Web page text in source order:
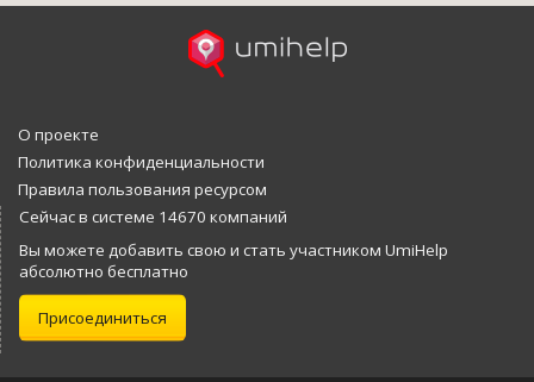
О проекте
Политика конфиденциальности
Правила пользования ресурсом
Сейчас в системе 14670 компаний
Вы можете добавить свою и стать участником UmiHelp
абсолютно бесплатно
Присоединиться